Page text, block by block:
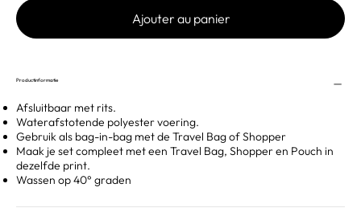
Ajouter au panier
Productinformatie
Afsluitbaar met rits.
Waterafstotende polyester voering.
Gebruik als bag-in-bag met de Travel Bag of Shopper
Maak je set compleet met een Travel Bag, Shopper en Pouch in
dezelfde print.
Wassen op 40° graden